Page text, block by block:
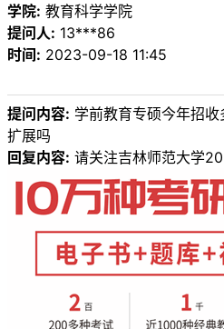
学院: 教育科学学院
提问人: 13***86
时间: 2023-09-18 11:45
提问内容: 学前教育专硕今年招
扩展吗
回复内容: 请关注吉林师范大学